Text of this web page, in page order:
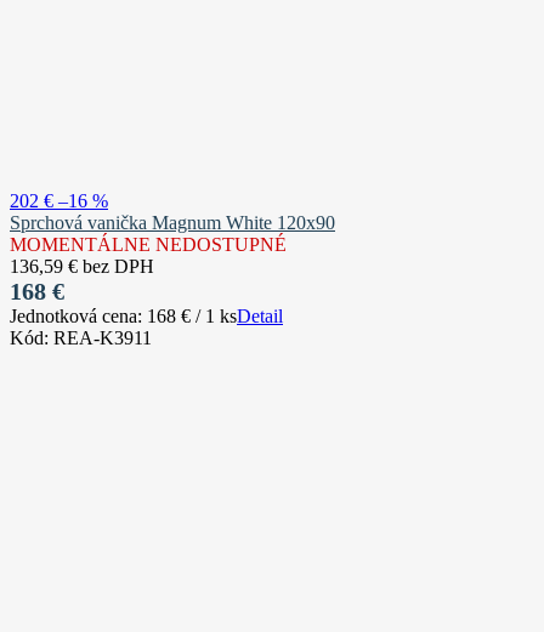
202 € –16 %
Sprchová vanička Magnum White 120x90
MOMENTÁLNE NEDOSTUPNÉ
136,59 € bez DPH
168 €
Jednotková cena: 168 € / 1 ksDetail
Kód: REA-K3911